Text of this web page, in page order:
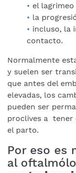
el lagrimeo
la
incluso, la
contacto.
Normalmente
y suelen ser
que antes del
elevadas, los
pueden ser
proclives a tener
el parto.
Por eso es
al